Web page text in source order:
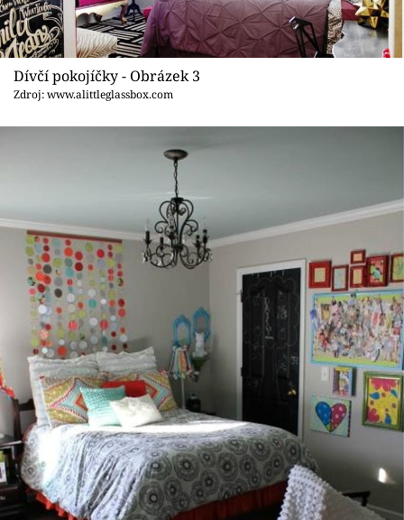
Dívčí pokojíčky - Obrázek 3
Zdroj: www.alittleglassbox.com